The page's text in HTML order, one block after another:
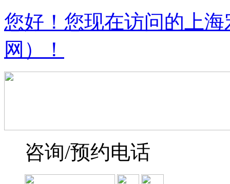
您好！您现在访问的上
网）！
咨询/预约电话